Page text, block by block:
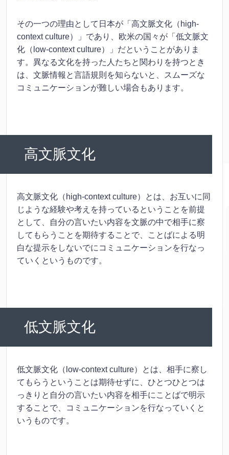
その一つの理由として日本が「高文脈文化（high-
context culture）」であり、欧米の国々が「低文脈文
化（low-context culture）」だということがありま
す。異なる文化を持った人たちと関わりを持つとき
は、文脈情報と言語規則を知らないと、スムーズな
コミュニケーションが難しい場合もあります。
高文脈文化
高文脈文化（high-context culture）とは、お互いに同
じような経験や考えを持っているということを前提
として、自分の言いたい内容を文脈の中で相手に察
してもらうことを期待することで、ことばによる明
白な提示をしないでにコミュニケーションを行なっ
ていくというものです。
低文脈文化
低文脈文化（low-context culture）とは、相手に察し
てもらうということは期待せずに、ひとつひとつは
っきりと自分の言いたい内容を相手にことばで明示
することで、コミュニケーションを行なっていくと
いうものです。